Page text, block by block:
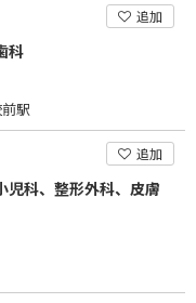
追加
科
駅
追加
児科、整形外科、皮膚